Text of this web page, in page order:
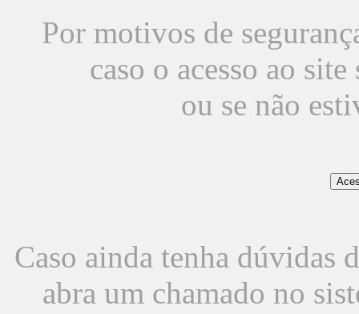
Por motivos de
caso o acesso ao
ou se não
Caso ainda tenha dúvidas
abra um chamado no